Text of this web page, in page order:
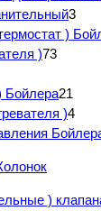
3
)
)73
Бойлера21
)4
)